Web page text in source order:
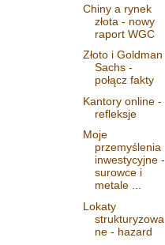
Chiny a rynek
złota - nowy
raport WGC
Złoto i Goldman
Sachs -
połącz fakty
Kantory online -
refleksje
Moje
przemyślenia
inwestycyjne -
surowce i
metale ...
Lokaty
strukturyzowa
ne - hazard